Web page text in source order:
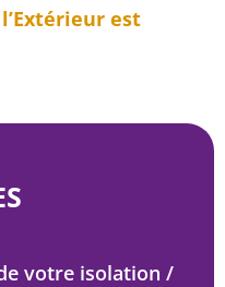
est
votre isolation /